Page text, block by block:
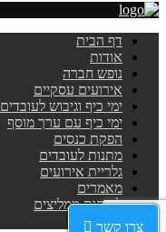
צרו קשר
דף הבית
אודות
נופש חברה
אירועים עסקיים
ימי כיף וגיבוש לעובדים
ימי כיף עם ערך מוסף
הפקת כנסים
מתנות לעובדים
גלריית אירועים
מאמרים
לקוחות ממליצים
צור קשר